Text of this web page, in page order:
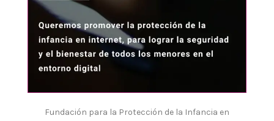
Fundación para la Protección de la Infancia en